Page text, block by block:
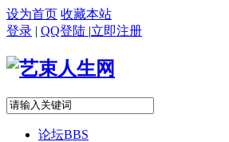
设为首页 收藏本站
登录 | QQ登陆 |立即注册
论坛BBS